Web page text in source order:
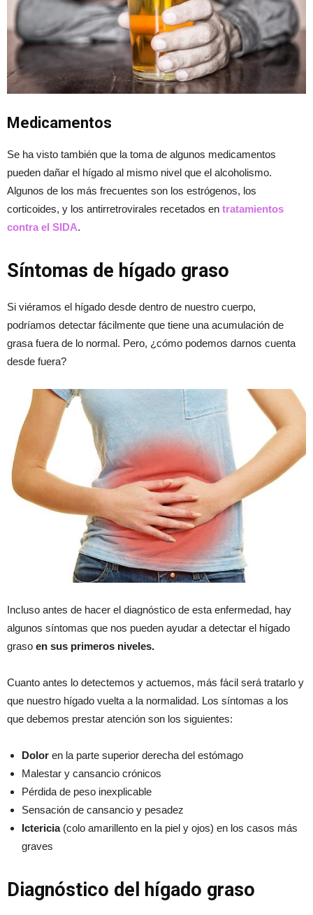
Medicamentos
Se ha visto también que la toma de algunos medicamentos
pueden dañar el hígado al mismo nivel que el alcoholismo.
Algunos de los más frecuentes son los estrógenos, los
corticoides, y los antirretrovirales recetados en tratamientos
contra el SIDA.
Síntomas de hígado graso
Si viéramos el hígado desde dentro de nuestro cuerpo,
podríamos detectar fácilmente que tiene una acumulación de
grasa fuera de lo normal. Pero, ¿cómo podemos darnos cuenta
desde fuera?
Incluso antes de hacer el diagnóstico de esta enfermedad, hay
algunos síntomas que nos pueden ayudar a detectar el hígado
graso en sus primeros niveles.
Cuanto antes lo detectemos y actuemos, más fácil será tratarlo y
que nuestro hígado vuelta a la normalidad. Los síntomas a los
que debemos prestar atención son los siguientes:
Dolor en la parte superior derecha del estómago
Malestar y cansancio crónicos
Pérdida de peso inexplicable
Sensación de cansancio y pesadez
Ictericia(colo amarillento en la piel y ojos) en los casos más
graves
Diagnóstico del hígado graso